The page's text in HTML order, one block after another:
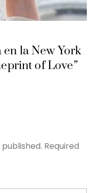
la New York
of Love”
Required